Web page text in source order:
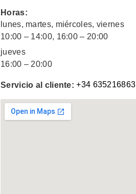
Horas:
lunes, martes, miércoles, viernes
10:00 – 14:00, 16:00 – 20:00
jueves
16:00 – 20:00
Servicio al cliente: +34 635216863